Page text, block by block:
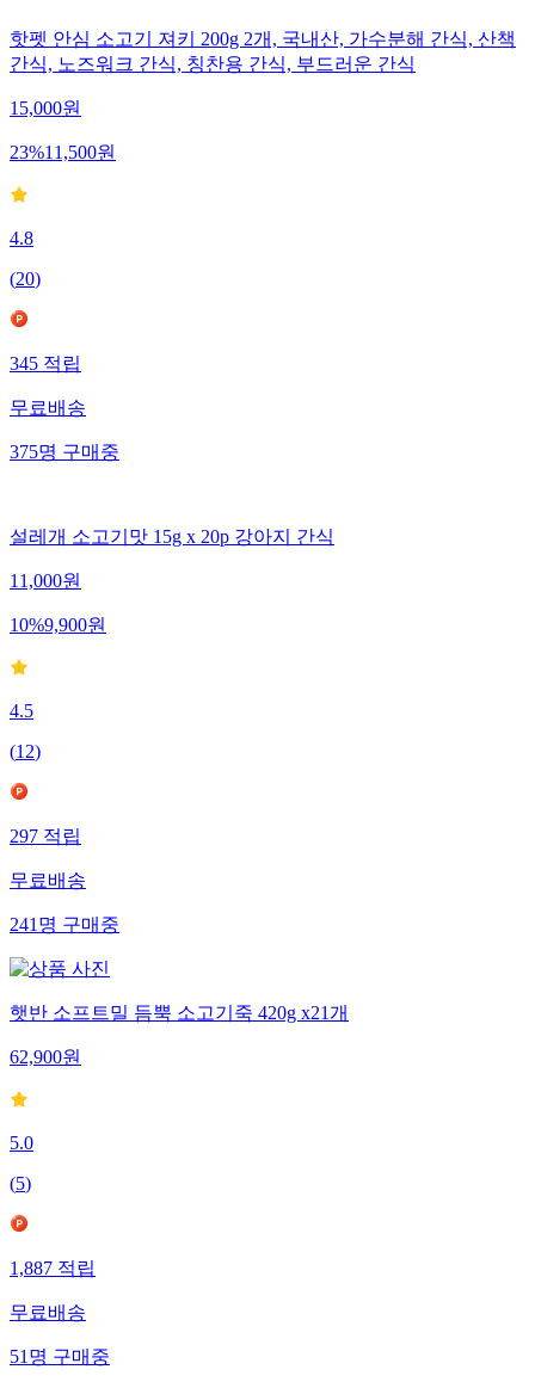
핫펫 안심 소고기 져키 200g 2개, 국내산, 가수분해 간식, 산책
간식, 노즈워크 간식, 칭찬용 간식, 부드러운 간식
15,000원
23%11,500원
4.8
(20)
345 적립
무료배송
375명 구매중
설레개 소고기맛 15g x 20p 강아지 간식
11,000원
10%9,900원
4.5
(12)
297적립
무료배송
241명구매중
햇반 소프트밀 듬뿍 소고기죽 420g x21개
62,900원
5.0
(5)
1,887적립
무료배송
51명구매중